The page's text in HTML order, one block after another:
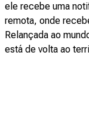
ele recebe uma
remota, onde
Relançada ao
está de volta ao